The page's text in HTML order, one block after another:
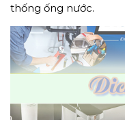
thống ống nước.